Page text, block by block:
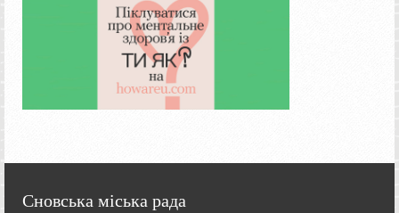
Сновська міська рада